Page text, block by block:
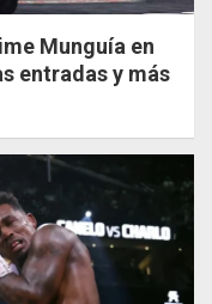
Munguía en
entradas y más